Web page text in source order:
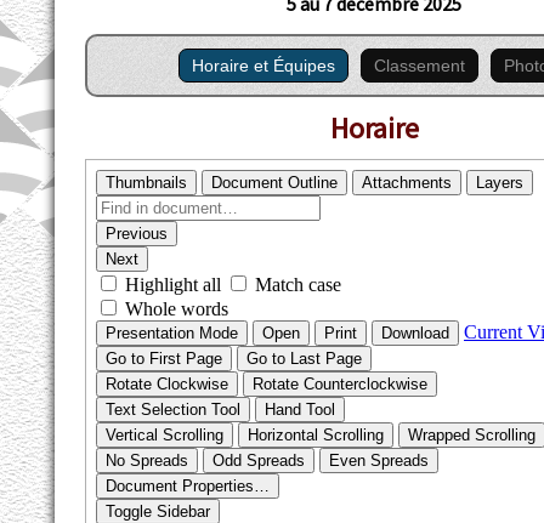
Horaire et Équipes Classement
Horaire